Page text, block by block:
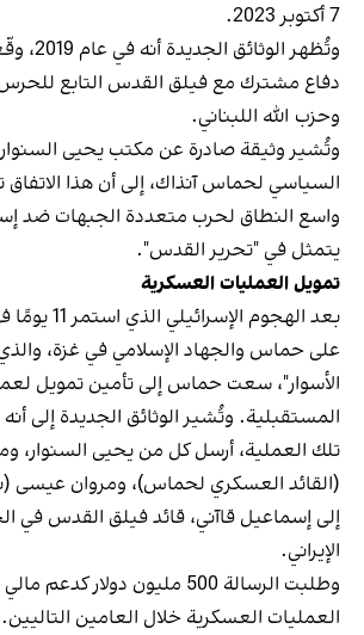
7 أكتوبر 2023.
وتُظهر
دفاع مشترك مع فيلق القدس التابع للحرس
وحزب الله اللبناني.
وتُشير وثيقة صادرة عن مكتب يحيى
السياسي لحماس آنذاك، إلى أن هذا
واسع النطاق لحرب متعددة الجبهات ضد
يتمثل في "تحرير القدس".
تمويل العمليات العسكرية
على حماس والجهاد الإسلامي في غزة،
الأسوار"، سعت حماس إلى تأمين تمويل
المستقبلية. وتُشير الوثائق الجديدة إلى
تلك العملية، أرسل كل من يحيى السنوار،
(القائد العسكري لحماس)، ومروان عيسى
إلى إسماعيل قاآني، قائد فيلق القدس في
الإيراني.
وطلبت الرسالة 500 مليون دولار
العمليات العسكرية خلال العامين